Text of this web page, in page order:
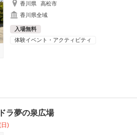
香川県
高松市
香川県全域
入場無料
体験イベント・アクティビティ
ラ夢の泉広場
)